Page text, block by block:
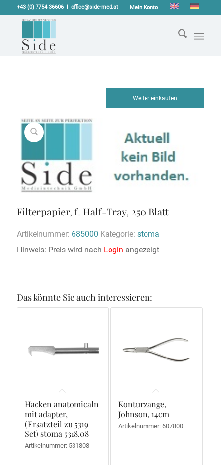
Mein Konto
+43 (0) 7754 36606 office@side-med.at
Weiter einkaufen
Filterpapier, f. Half-Tray, 250 Blatt
Artikelnummer: 685000 Kategorie: stoma
Hinweis: Preis wird nach Login angezeigt
Das könnte Sie auch interessieren:
Hacken anatomicaln
mit adapter,
(Ersatzteil zu 5319
Set) stoma 5318.08
Artikelnummer: 531808
Konturzange,
Johnson, 14cm
Artikelnummer: 607800